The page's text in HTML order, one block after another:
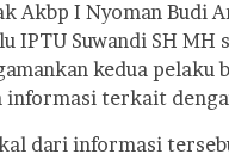
Akbp I Nyoman Budi
IPTU Suwandi SH
kedua
informasi terkait
dari informasi